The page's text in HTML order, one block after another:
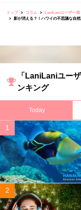
トップ コラム
LaniLaniユーザー
影が消える？！ハワイの不思議な自然
「LaniLaniユー
ンキング
Today